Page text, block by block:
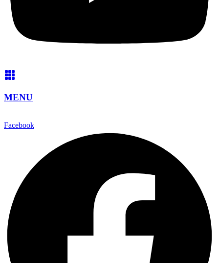
MENU
Facebook